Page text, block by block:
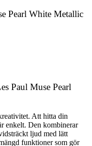
Pearl White Metallic
Paul Muse Pearl
Att hitta din
enkelt. Den kombinerar
ljud med lätt
funktioner som gör